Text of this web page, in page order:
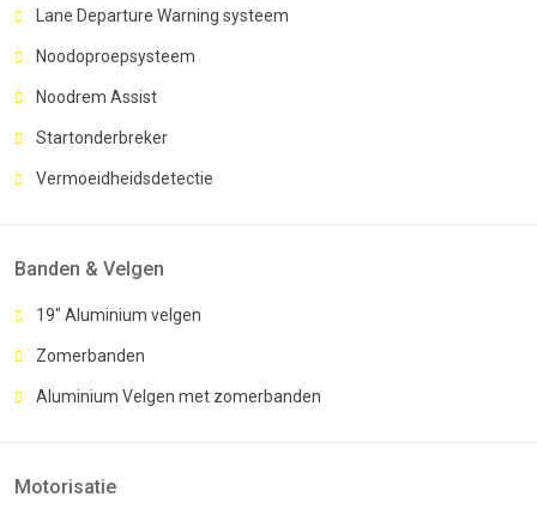
Lane Departure Warning systeem
Noodoproepsysteem
Noodrem Assist
Startonderbreker
Vermoeidheidsdetectie
Banden & Velgen
19" Aluminium velgen
Zomerbanden
Aluminium Velgen met zomerbanden
Motorisatie